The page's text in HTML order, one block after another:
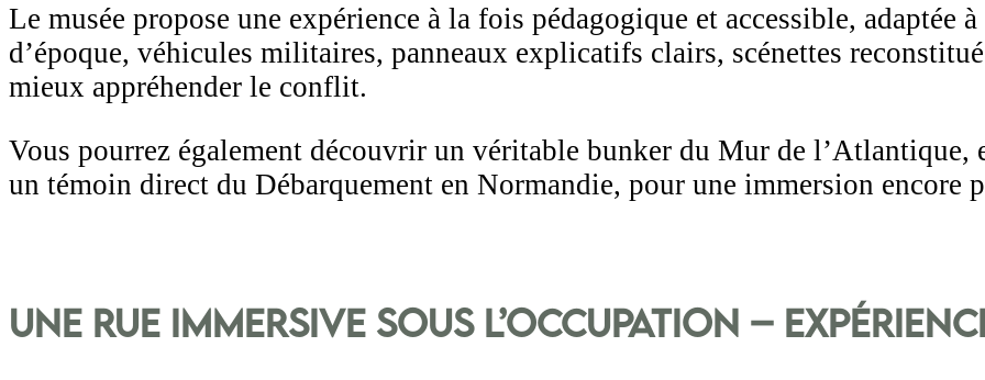
Le musée propose une expérience à la fois pédagogique et accessible, adaptée
d’époque, véhicules militaires, panneaux explicatifs clairs, scénettes
mieux appréhender le conflit.
Vous pourrez également découvrir un véritable bunker du Mur de l’Atlantique,
un témoin direct du Débarquement en Normandie, pour une immersion encore
Une rue immersive sous l’Occupation –